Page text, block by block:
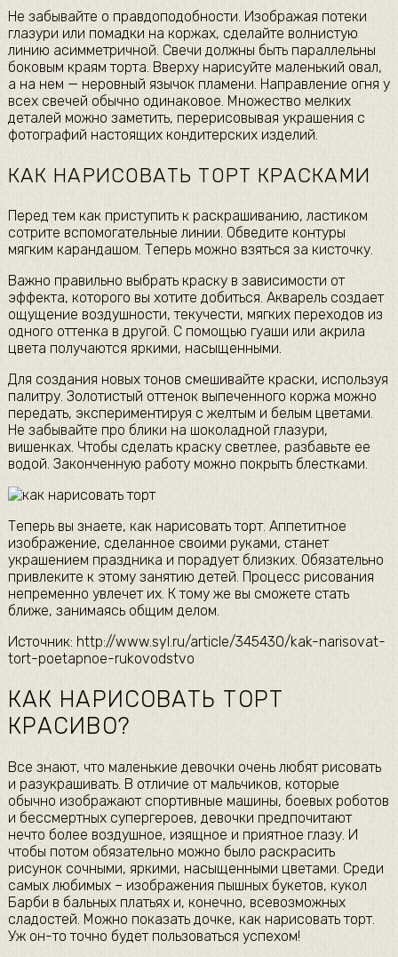
Не забывайте о правдоподобности. Изображая потеки
глазури или помадки на коржах, сделайте волнистую
линию асимметричной. Свечи должны быть параллельны
боковым краям торта. Вверху нарисуйте маленький овал,
а на нем — неровный язычок пламени. Направление огня у
всех свечей обычно одинаковое. Множество мелких
деталей можно заметить, перерисовывая украшения с
фотографий настоящих кондитерских изделий.
КАК НАРИСОВАТЬ ТОРТ КРАСКАМИ
Перед тем как приступить к раскрашиванию, ластиком
сотрите вспомогательные линии. Обведите контуры
мягким карандашом. Теперь можно взяться за кисточку.
Важно правильно выбрать краску в зависимости от
эффекта, которого вы хотите добиться. Акварель создает
ощущение воздушности, текучести, мягких переходов из
одного оттенка в другой. С помощью гуаши или акрила
цвета получаются яркими, насыщенными.
Для создания новых тонов смешивайте краски, используя
палитру. Золотистый оттенок выпеченного коржа можно
передать, экспериментируя с желтым и белым цветами.
Не забывайте про блики на шоколадной глазури,
вишенках. Чтобы сделать краску светлее, разбавьте ее
водой. Законченную работу можно покрыть блестками.
Теперь вы знаете, как нарисовать торт. Аппетитное
изображение, сделанное своими руками, станет
украшением праздника и порадует близких. Обязательно
привлеките к этому занятию детей. Процесс рисования
непременно увлечет их. К тому же вы сможете стать
ближе, занимаясь общим делом.
Источник: http://www.syl.ru/article/345430/kak-narisovat-
tort-poetapnoe-rukovodstvo
КАК НАРИСОВАТЬ ТОРТ
КРАСИВО?
Все знают, что маленькие девочки очень любят рисовать
и разукрашивать. В отличие от мальчиков, которые
обычно изображают спортивные машины, боевых роботов
и бессмертных супергероев, девочки предпочитают
нечто более воздушное, изящное и приятное глазу. И
чтобы потом обязательно можно было раскрасить
рисунок сочными, яркими, насыщенными цветами. Среди
самых любимых – изображения пышных букетов, кукол
Барби в бальных платьях и, конечно, всевозможных
сладостей. Можно показать дочке, как нарисовать торт.
Уж он-то точно будет пользоваться успехом!